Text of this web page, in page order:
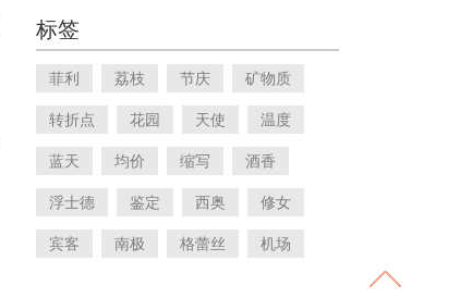
标签
菲利 荔枝 节庆 矿物质
转折点 花园 天使 温度
蓝天 均价 缩写 酒香
浮士德 鉴定 西奥 修女
宾客 南极 格蕾丝 机场